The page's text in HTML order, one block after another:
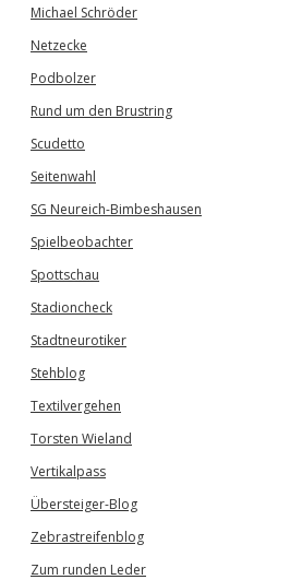
Michael Schröder
Netzecke
Podbolzer
Rund um den Brustring
Scudetto
Seitenwahl
SG Neureich-Bimbeshausen
Spielbeobachter
Spottschau
Stadioncheck
Stadtneurotiker
Stehblog
Textilvergehen
Torsten Wieland
Vertikalpass
Übersteiger-Blog
Zebrastreifenblog
Zum runden Leder